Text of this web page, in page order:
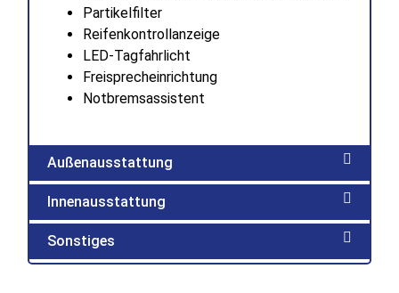
Partikelfilter
Reifenkontrollanzeige
LED-Tagfahrlicht
Freisprecheinrichtung
Notbremsassistent
Außenausstattung
Innenausstattung
Sonstiges